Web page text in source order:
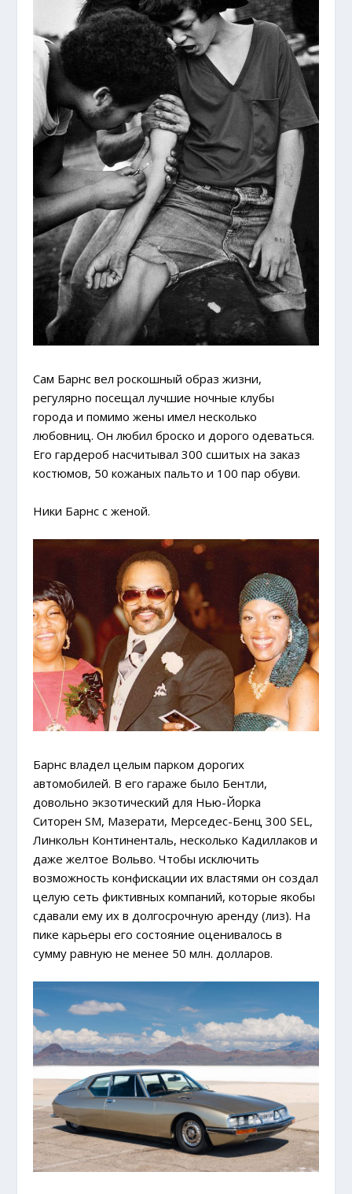
Сам Барнс вел роскошный образ жизни,
регулярно посещал лучшие ночные клубы
города и помимо жены имел несколько
любовниц. Он любил броско и дорого одеваться.
Его гардероб насчитывал 300 сшитых на заказ
костюмов, 50 кожаных пальто и 100 пар обуви.
Ники Барнс с женой.
Барнс владел целым парком дорогих
автомобилей. В его гараже было Бентли,
довольно экзотический для Нью-Йорка
Ситорен SM, Мазерати, Мерседес-Бенц 300 SEL,
Линкольн Континенталь, несколько Кадиллаков и
даже желтое Вольво. Чтобы исключить
возможность конфискации их властями он создал
целую сеть фиктивных компаний, которые якобы
сдавали ему их в долгосрочную аренду (лиз). На
пике карьеры его состояние оценивалось в
сумму равную не менее 50 млн. долларов.